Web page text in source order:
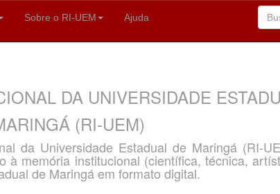
Sobre o RI-UEM Ajuda
DA UNIVERSIDADE
(RI-UEM)
da Universidade Estadual de Maringá (RI-
à memória institucional (científica, técnica,
de Maringá em formato digital.